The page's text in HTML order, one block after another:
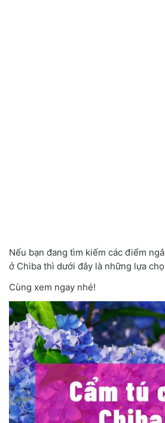
Nếu bạn đang tìm kiếm các điểm
ở Chiba thì dưới đây là những lựa
Cùng xem ngay nhé!